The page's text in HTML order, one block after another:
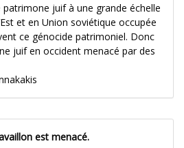
juif à une grande échelle
et en Union soviétique occupée
ce génocide patrimoniel. Donc
juif en occident menacé par des
est menacé.